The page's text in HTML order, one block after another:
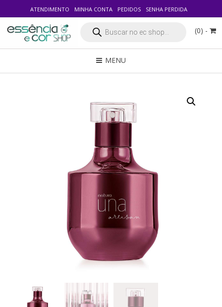
ATENDIMENTO MINHA CONTA PEDIDOS SENHA PERDIDA
produtos (0) -
MENU